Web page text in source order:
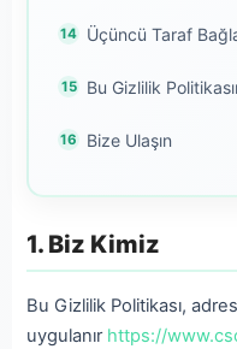
Üçüncü Taraf
Bu Gizlilik
Bize Ulaşın
1. Biz Kimiz
Bu Gizlilik Politikası,
uygulanır https://